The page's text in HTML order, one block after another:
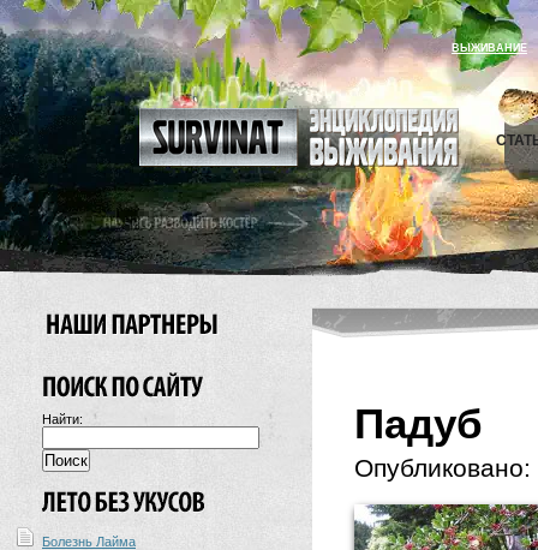
ВЫЖИВАНИЕ
Найти:
Болезнь Лайма
Падуб
Опубликовано: